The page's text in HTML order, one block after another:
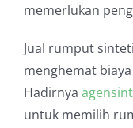
memerlukan
Jual rumput
menghemat
Hadirnya
untuk memilih